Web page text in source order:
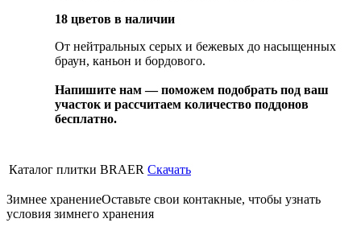
18 цветов в наличии
От нейтральных серых и бежевых до насыщенных
браун, каньон и бордового.
Напишите нам — поможем подобрать под ваш
участок и рассчитаем количество поддонов
бесплатно.
Каталог плитки BRAER Скачать
Зимнее хранениеОставьте свои контакные, чтобы узнать
условия зимнего хранения